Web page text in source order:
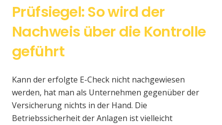
Prüfsiegel: So wird der
Nachweis über die Kontrolle
geführt
Kann der erfolgte E-Check nicht nachgewiesen
werden, hat man als Unternehmen gegenüber der
Versicherung nichts in der Hand. Die
Betriebssicherheit der Anlagen ist vielleicht